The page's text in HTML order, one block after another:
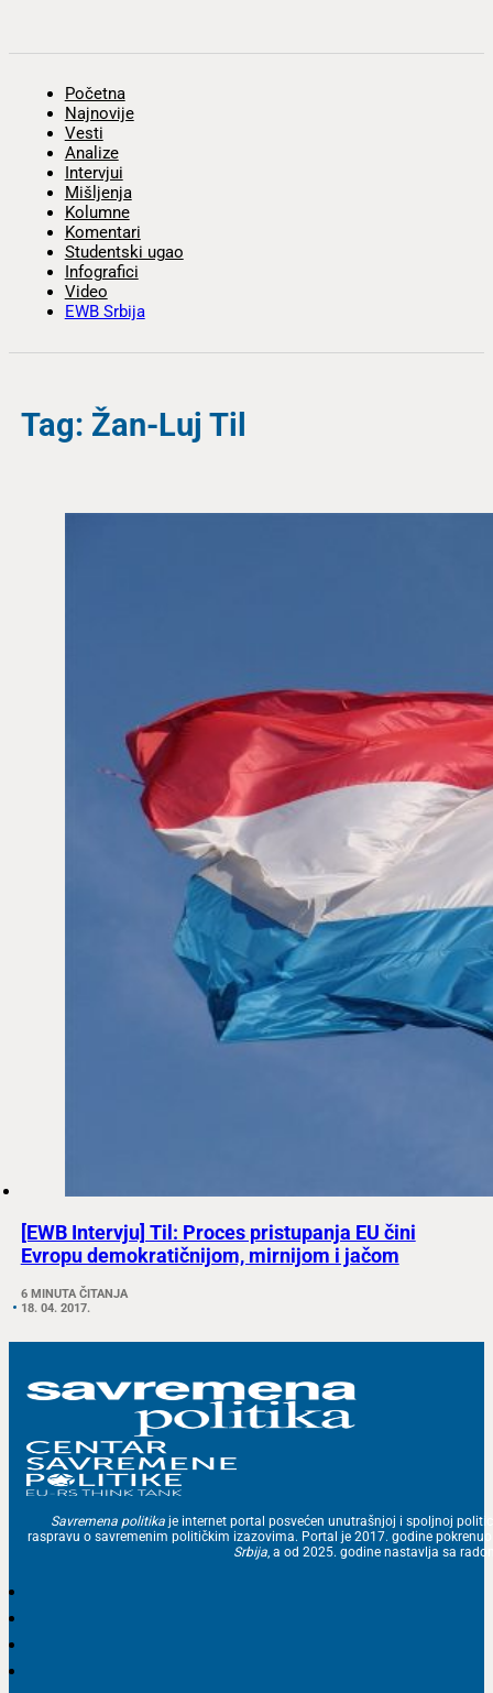
Početna
Najnovije
Vesti
Analize
Intervjui
Mišljenja
Kolumne
Komentari
Studentski ugao
Infografici
Video
EWB Srbija
Tag: Žan-Luj Til
[EWB Intervju] Til: Proces pristupanja EU čini
Evropu demokratičnijom, mirnijom i jačom
6 MINUTA ČITANJA
18. 04. 2017.
Savremena politika je internet portal posvećen unutrašnjoj i spoljnoj
raspravu o savremenim političkim izazovima. Portal je 2017. godine
Srbija, a od 2025. godine nastavlja sa